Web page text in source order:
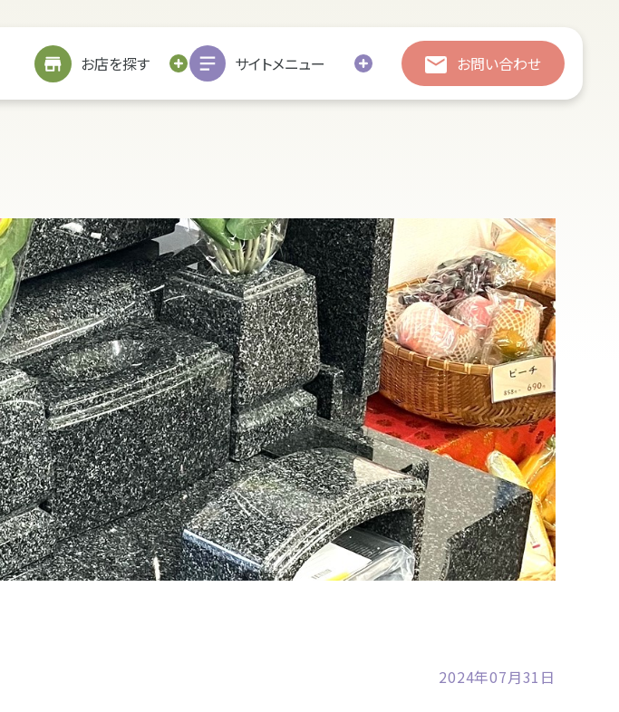
お店を探す サイトメニュー お問い合わせ
サイトメニューを見る 総合お問い合わせ
静岡石田街道店 清水店 裾野店
お近くのお店を探す 総合お問い合わせ
修繕 お引越し
お客様の声
お仏壇サービスについての
お問い合わせ
お仏壇トップ
戒名書き 修繕
お客様の声
お位牌サービスについての
お問い合わせ
お位牌トップ
修繕 処分・廃棄
仏具サービスについての
お問い合わせ
仏具トップ
クリーニング 追加彫刻
引越し 墓じまい
お墓サービスについての
お問い合わせ
お墓トップ
お客様の声
海洋散骨サービスについての
お問い合わせ
2024年07月31日